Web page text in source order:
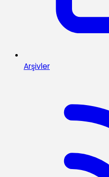
Arşivler